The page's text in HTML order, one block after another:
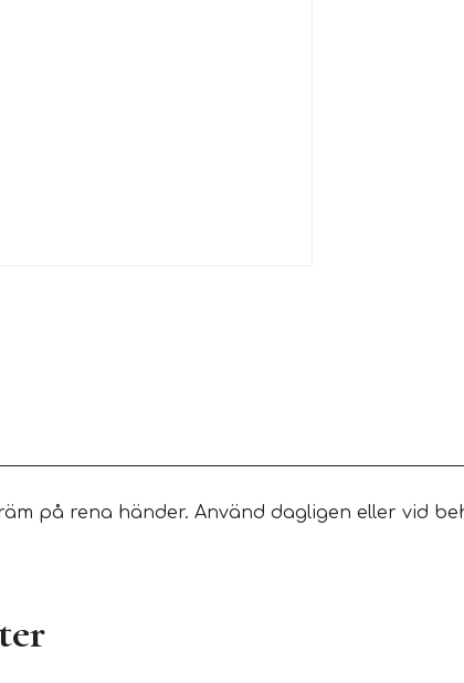
på rena händer. Använd dagligen eller vid